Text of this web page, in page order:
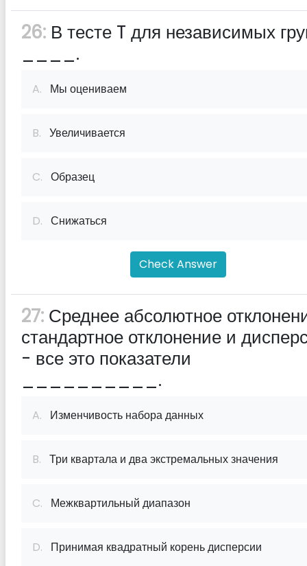
26: В тесте T для независимых
____.
A. Мы оцениваем
B. Увеличивается
C. Образец
D. Снижаться
Check Answer
27: Среднее абсолютное
стандартное отклонение и
- все это показатели
__________.
A. Изменчивость набора данных
B. Три квартала и два экстремальных значения
C. Межквартильный диапазон
D. Принимая квадратный корень дисперсии